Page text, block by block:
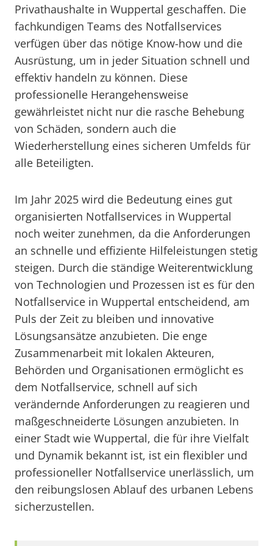
Privathaushalte in Wuppertal geschaffen. Die
fachkundigen Teams des Notfallservices
verfügen über das nötige Know-how und die
Ausrüstung, um in jeder Situation schnell und
effektiv handeln zu können. Diese
professionelle Herangehensweise
gewährleistet nicht nur die rasche Behebung
von Schäden, sondern auch die
Wiederherstellung eines sicheren Umfelds für
alle Beteiligten.
Im Jahr 2025 wird die Bedeutung eines gut
organisierten Notfallservices in Wuppertal
noch weiter zunehmen, da die Anforderungen
an schnelle und effiziente Hilfeleistungen stetig
steigen. Durch die ständige Weiterentwicklung
von Technologien und Prozessen ist es für den
Notfallservice in Wuppertal entscheidend, am
Puls der Zeit zu bleiben und innovative
Lösungsansätze anzubieten. Die enge
Zusammenarbeit mit lokalen Akteuren,
Behörden und Organisationen ermöglicht es
dem Notfallservice, schnell auf sich
verändernde Anforderungen zu reagieren und
maßgeschneiderte Lösungen anzubieten. In
einer Stadt wie Wuppertal, die für ihre Vielfalt
und Dynamik bekannt ist, ist ein flexibler und
professioneller Notfallservice unerlässlich, um
den reibungslosen Ablauf des urbanen Lebens
sicherzustellen.